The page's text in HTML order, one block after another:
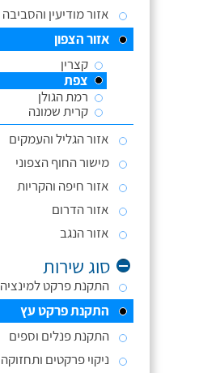
אזור מודיעין והסביבה
אזור הצפון
קצרין
צפת
רמת הגולן
קרית שמונה
אזור הגליל והעמקים
מישור החוף הצפוני
אזור חיפה והקריות
אזור הדרום
אזור הנגב
סוג שירות
התקנת פרקט למינציה
התקנת פרקט עץ
התקנת פנלים וספים
ניקוי פרקטים ותחזוקה